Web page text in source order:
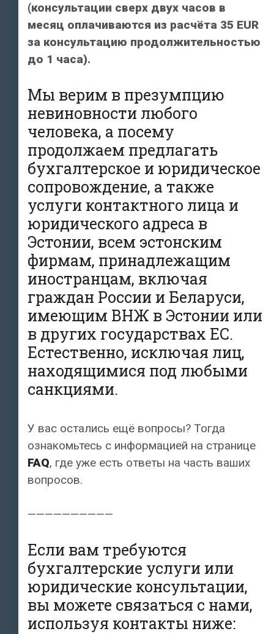
(консультации сверх двух часов в
месяц оплачиваются из расчёта 35 EUR
за консультацию продолжительностью
до 1 часа).
Мы верим в презумпцию
невиновности любого
человека, а посему
продолжаем предлагать
бухгалтерское и юридическое
сопровождение, а также
услуги контактного лица и
юридического адреса в
Эстонии, всем эстонским
фирмам, принадлежащим
иностранцам, включая
граждан России и Беларуси,
имеющим ВНЖ в Эстонии или
в других государствах ЕС.
Естественно, исключая лиц,
находящимися под любыми
санкциями.
У вас остались ещё вопросы? Тогда
ознакомьтесь c информацией на странице
FAQ, где уже есть ответы на часть ваших
вопросов.
——————————
Если вам требуются
бухгалтерские услуги или
юридические консультации,
вы можете связаться с нами,
используя контакты ниже: